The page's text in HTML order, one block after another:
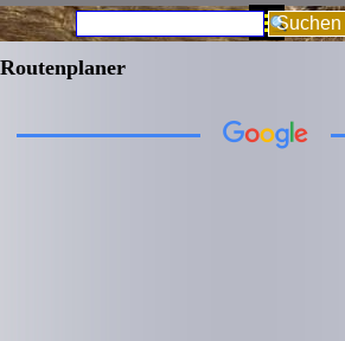
Direkt zum SeiteninhaltMenü überspringen
Suchen
Routenplaner